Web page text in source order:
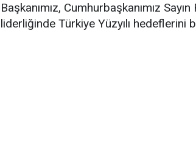
Başkanımız, Cumhurbaşkanımız
liderliğinde Türkiye Yüzyılı hedeflerini